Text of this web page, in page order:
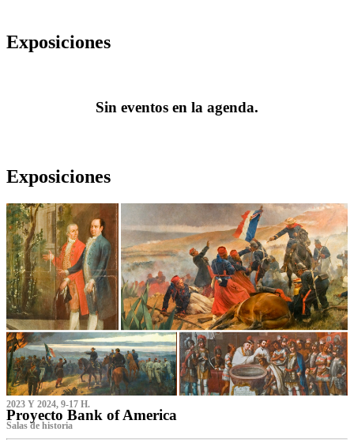
Exposiciones
Sin eventos en la agenda.
Exposiciones
2023 Y 2024, 9-17 H.
Proyecto Bank of America
S‌alas de historia